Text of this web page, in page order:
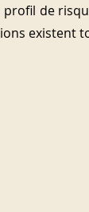
de
existent